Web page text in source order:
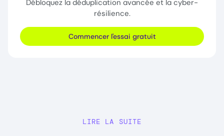
Débloquez la déduplication avancée et la cyber-
résilience.
Commencer l'essai gratuit
LIRE LA SUITE